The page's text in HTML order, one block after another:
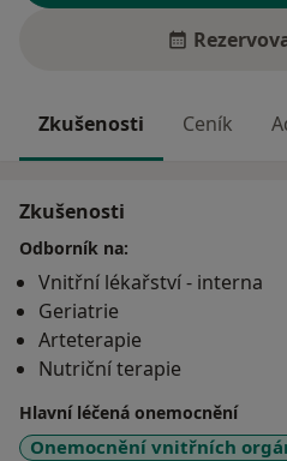
Zkušenosti Ceník
Zkušenosti
Odborník na:
Vnitřní lékařství - interna
Geriatrie
Arteterapie
Nutriční terapie
Hlavní léčená onemocnění
Onemocnění vnitřních